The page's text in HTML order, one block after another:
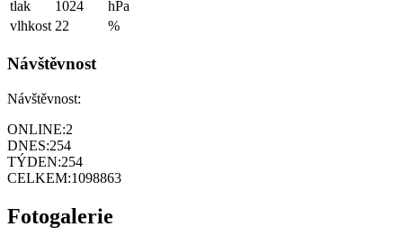
tlak
1024
hPa
vlhkost 22 %
Návštěvnost
Návštěvnost:
ONLINE:2
DNES:254
TÝDEN:254
CELKEM:1098863
Fotogalerie